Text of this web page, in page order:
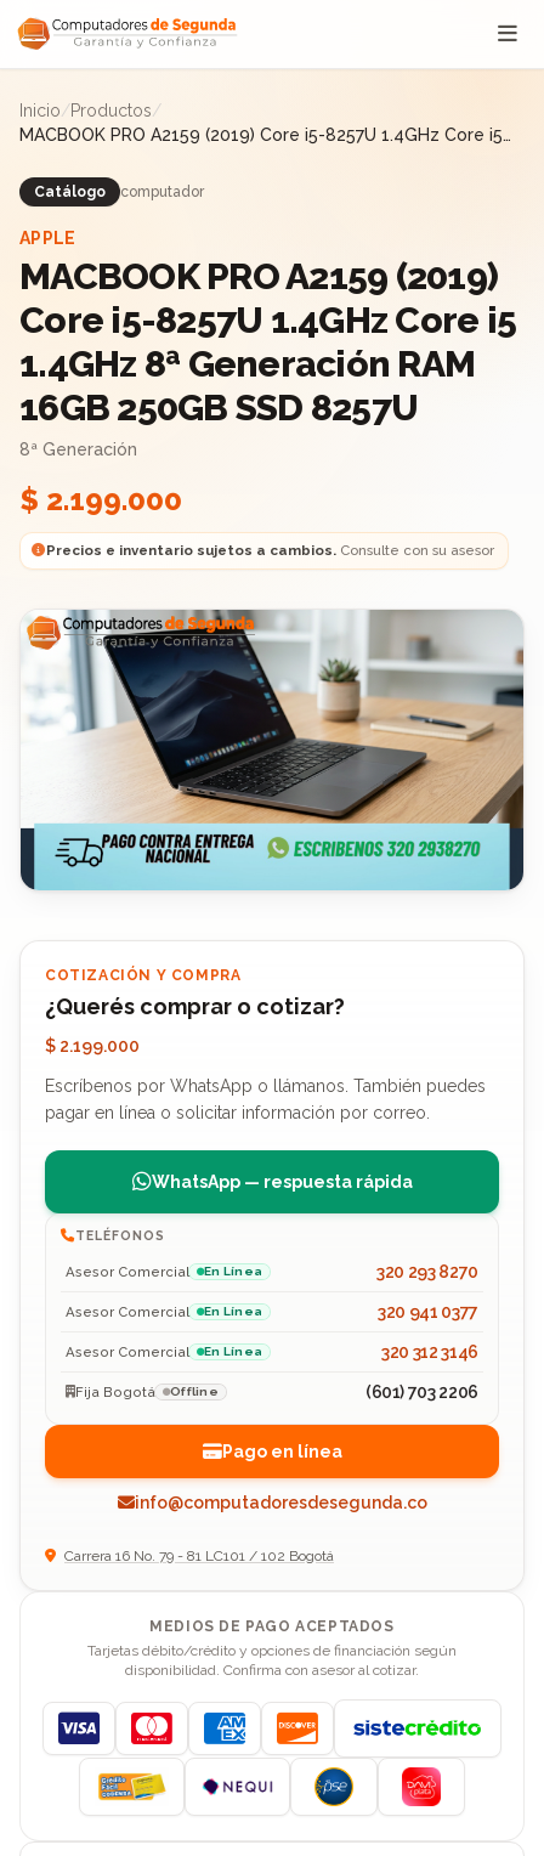
Saltar al contenido
Inicio/Productos/
MACBOOK PRO A2159 (2019) Core i5-8257U 1.4GHz Core i5
Catálogo computador
APPLE
MACBOOK PRO A2159 (2019)
Core i5-8257U 1.4GHz Core i5
1.4GHz 8ª Generación RAM
16GB 250GB SSD 8257U
8ª Generación
$ 2.199.000
Precios e inventario sujetos a cambios.Consulte con su asesor
COTIZACIÓN Y COMPRA
¿Querés comprar o cotizar?
$ 2.199.000
Escríbenos por WhatsApp o llámanos. También puedes
pagar en línea o solicitar información por correo.
WhatsApp — respuesta rápida
TELÉFONOS
Asesor Comercial En Línea 320 293 8270
Asesor Comercial En Línea 320 941 0377
Asesor Comercial En Línea 320 312 3146
Fija Bogotá Offline (601) 703 2206
Pago en línea
info@computadoresdesegunda.co
Carrera 16 No. 79 - 81 LC101 / 102 Bogotá
MEDIOS DE PAGO ACEPTADOS
Tarjetas débito/crédito y opciones de financiación según
disponibilidad. Confirma con asesor al cotizar.
Visa MastercardAmerican Express
Discover